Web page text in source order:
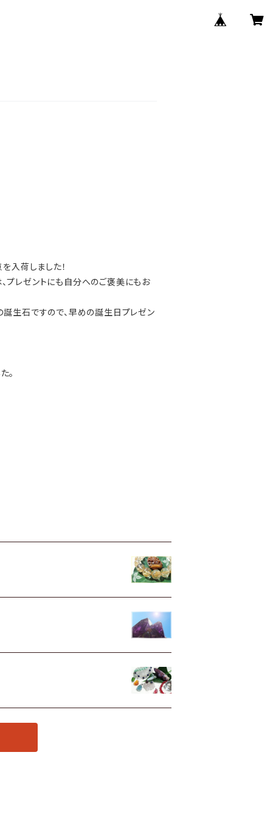
入荷しました！
プレゼントにも自分へのご褒美にもお
生石ですので、早めの誕生日プレゼン
。